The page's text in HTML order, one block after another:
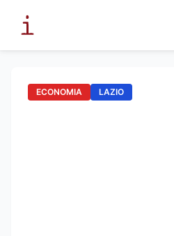
ECONOMIA LAZIO